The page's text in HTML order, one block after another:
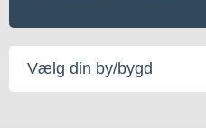
Vælg
din
by/bygd